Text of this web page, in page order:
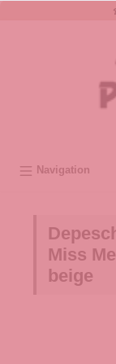
Navigation
Miss
beige